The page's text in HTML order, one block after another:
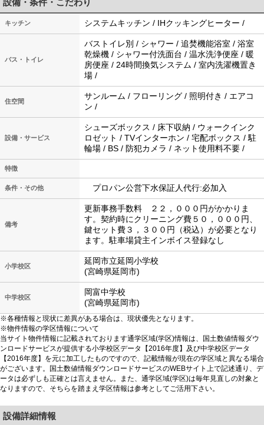
設備・条件・こだわり
キッチン システムキッチン / IHクッキングヒーター /
バス・トイレ
バストイレ別 / シャワー / 追焚機能浴室 / 浴室
乾燥機 / シャワー付洗面台 / 温水洗浄便座 / 暖
房便座 / 24時間換気システム / 室内洗濯機置き
場 /
住空間
サンルーム / フローリング / 照明付き / エアコ
ン /
設備・サービス
シューズボックス / 床下収納 / ウォークインク
ロゼット / TVインターホン / 宅配ボックス / 駐
輪場 / BS / 防犯カメラ / ネット使用料不要 /
特徴
条件・その他 プロパン公営下水保証人代行:必加入
備考
更新事務手数料 ２２，０００円がかかりま
す。契約時にクリーニング費５０，０００円、
鍵セット費３，３００円（税込）が必要となり
ます。駐車場貸主インボイス登録なし
小学校区
延岡市立延岡小学校
(宮崎県延岡市)
中学校区
岡富中学校
(宮崎県延岡市)
※各種情報と現状に差異がある場合は、現状優先となります。
※物件情報の学区情報について
当サイト物件情報に記載されております通学区域(学区)情報は、国土数値情報ダウ
ンロードサービスが提供する小学校区データ【2016年度】及び中学校区データ
【2016年度】を元に加工したものですので、記載情報が現在の学区域と異なる場合
がございます。国土数値情報ダウンロードサービスのWEBサイト上で記述通り、デ
ータは必ずしも正確とは言えません。また、通学区域(学区)は毎年見直しの対象と
なりますので、そちらを踏まえ学区情報は参考としてご活用下さい。
設備詳細情報